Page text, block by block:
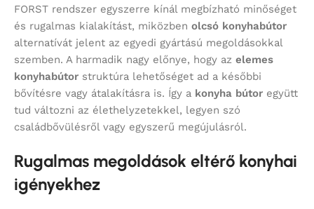
FORST rendszer egyszerre kínál megbízható minőséget
és rugalmas kialakítást, miközben olcsó konyhabútor
alternatívát jelent az egyedi gyártású megoldásokkal
szemben. A harmadik nagy előnye, hogy az elemes
konyhabútor struktúra lehetőséget ad a későbbi
bővítésre vagy átalakításra is. Így a konyha bútor együtt
tud változni az élethelyzetekkel, legyen szó
családbővülésről vagy egyszerű megújulásról.
Rugalmas megoldások eltérő konyhai
igényekhez